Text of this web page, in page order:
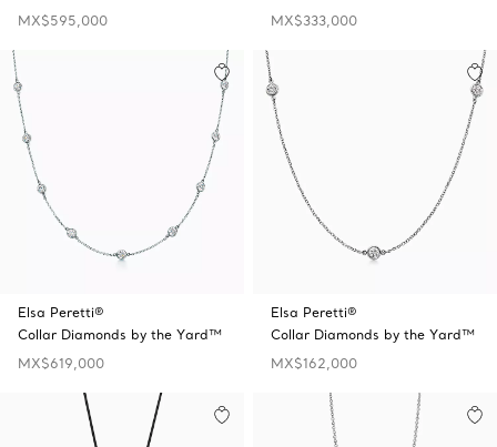
MX$595,000 MX$333,000
Elsa Peretti®
Collar Diamonds by the Yard™
MX$619,000
Elsa Peretti®
Collar Diamonds by the Yard™
MX$162,000